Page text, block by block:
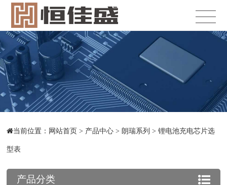
当前位置： 网站首页 > 产品中心 > 朗瑞系列 >锂电池充电芯片选
型表
产品分类